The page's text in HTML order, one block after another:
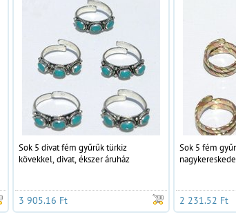
Sok 5 divat fém gyűrűk türkiz
kövekkel, divat, ékszer áruház
3 905.16 Ft
Sok 5 fém
2 231.52 Ft